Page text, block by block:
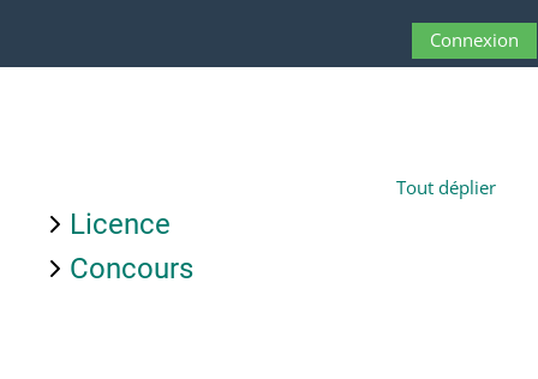
Activer/
Connexion
Tout déplier
Licence
Concours